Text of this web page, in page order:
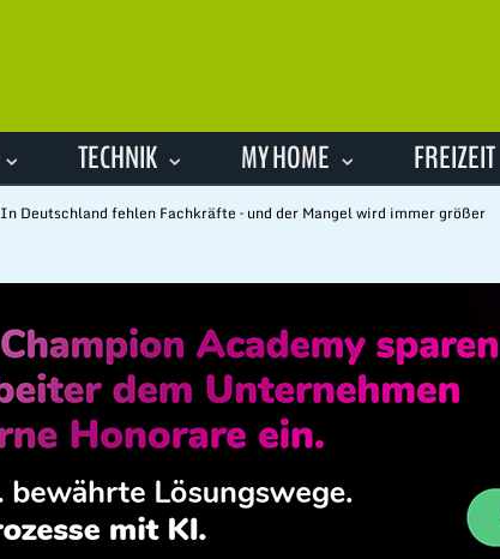
TECHNIK MY HOME FREIZEIT
In Deutschland fehlen Fachkräfte – und der Mangel wird immer größer